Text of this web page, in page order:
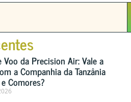
Voo da Precision Air: Vale a
a Companhia da Tanzânia
Comores?